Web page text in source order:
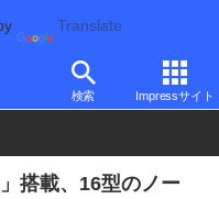
Translate
検索 Impressサイト
搭載、16型のノー